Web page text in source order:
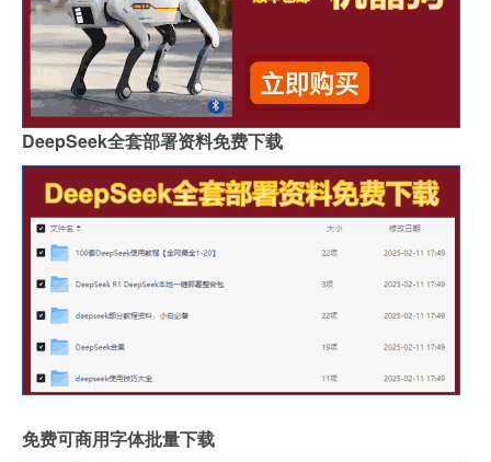
DeepSeek全套部署资料免费下载
免费可商用字体批量下载